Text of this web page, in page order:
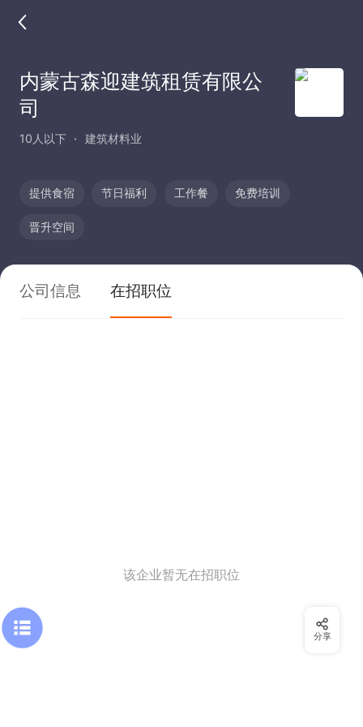
内蒙古森迎建筑租赁有限公
司
10人以下 建筑材料业
提供食宿 节日福利 工作餐 免费培训
晋升空间
公司信息 在招职位
该企业暂无在招职位
分享